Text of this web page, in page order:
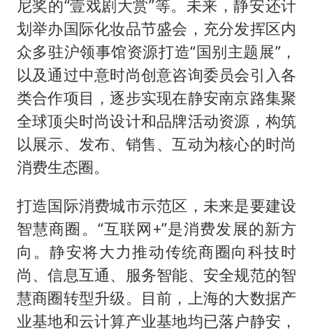
尼奖的“壹戏剧大赏”等。未来，静安还计
划举办国际化妆品节盛会，充分发挥区内
众多驻沪领事馆资源打造“国别主题展”，
以及通过中意时尚创意咨询委员会引入各
类合作项目，逐步实现在静安南京路集聚
全球顶尖时尚设计和品牌活动资源，构筑
以展示、发布、销售、互动为核心的时尚
消费生态圈。
打造国际消费城市示范区，未来是要建设
智慧商圈。“互联网+”是消费发展的新方
向。静安将大力推动传统商圈向科技时
尚、信息互通、服务智能、安全规范的智
慧商圈转型升级。目前，上海的大数据产
业基地和云计算产业基地均已落户静安，